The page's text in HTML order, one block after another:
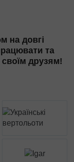
на довгі
та
друзям!